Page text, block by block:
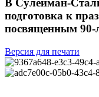
В Сулейман-
подготовка к
посвященным 90-
Версия для печати